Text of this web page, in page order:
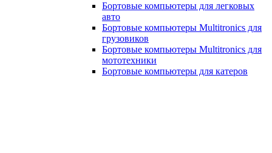
Бортовые компьютеры для легковых
авто
Бортовые компьютеры Multitronics для
грузовиков
Бортовые компьютеры Multitronics для
мототехники
Бортовые компьютеры для катеров